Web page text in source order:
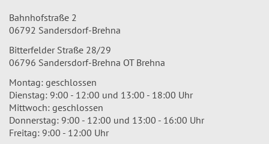
Bahnhofstraße 2
06792 Sandersdorf-Brehna
Bitterfelder Straße 28/29
06796 Sandersdorf-Brehna OT Brehna
Montag: geschlossen
Dienstag: 9:00 - 12:00 und 13:00 - 18:00 Uhr
Mittwoch: geschlossen
Donnerstag: 9:00 - 12:00 und 13:00 - 16:00 Uhr
Freitag: 9:00 - 12:00 Uhr